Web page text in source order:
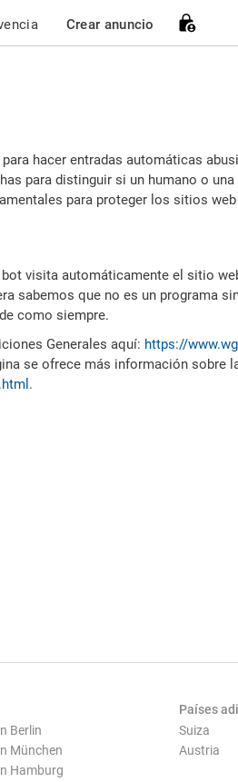
Crear anuncio
hacer entradas automáticas
para distinguir si un humano o
para proteger los sitios
visita automáticamente el sitio
sabemos que no es un programa
como siempre.
Generales aquí: https://
se ofrece más información sobre
.
Berlin
München
Hamburg
Países
Suiza
Austria